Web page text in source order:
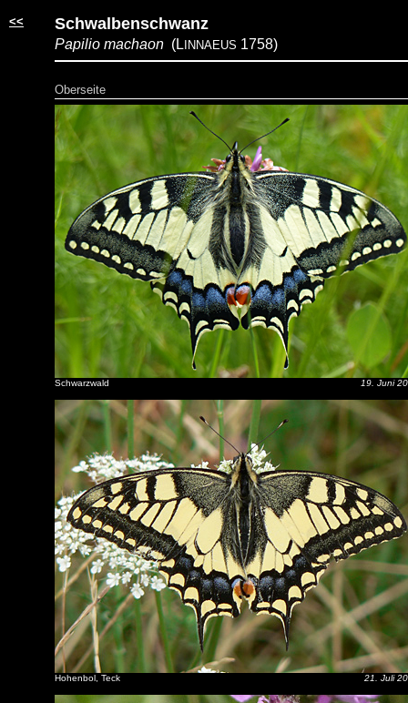
<< Schwalbenschwanz
Papilio machaon (L INNAEUS 1758)
Oberseite
Schwarzwald 19. Juni
Hohenbol, Teck 21. Juli